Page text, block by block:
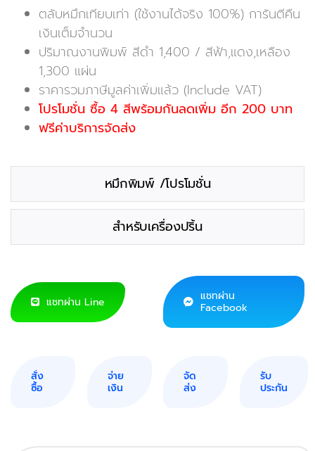
฿3,000
ตลับหมึกเทียบเท่า (ใช้งานได้จริง 100%) การันตีคืน
เงินเต็มจำนวน
ปริมาณงานพิมพ์ สีดำ 1,400 / สีฟ้า,แดง,เหลือง
1,300 แผ่น
ราคารวมภาษีมูลค่าเพิ่มแล้ว (Include VAT)
โปรโมชั่น ซื้อ 4 สีพร้อมกันลดเพิ่ม อีก 200 บาท
ฟรีค่าบริการจัดส่ง
หมึกพิมพ์ /โปรโมชั่น
สำหรับเครื่องปริ้น
แชทผ่าน Line
แชทผ่าน
Facebook
สั่ง
ซื้อ
จ่าย
เงิน
จัด
ส่ง
รับ
ประกัน